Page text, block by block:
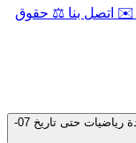
✉️ اتصل بنا ⚖️ حقوق
جميع الملفات المتوفرة بحسب الصف الثالث في مادة رياضيات حتى تاريخ 07-